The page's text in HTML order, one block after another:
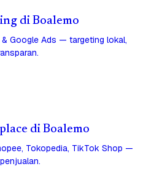
di Boalemo
Google Ads — targeting lokal,
di Boalemo
Tokopedia, TikTok Shop —